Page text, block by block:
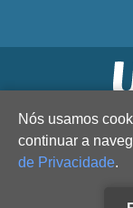
Nós usamos
continuar a
de Privacidade.